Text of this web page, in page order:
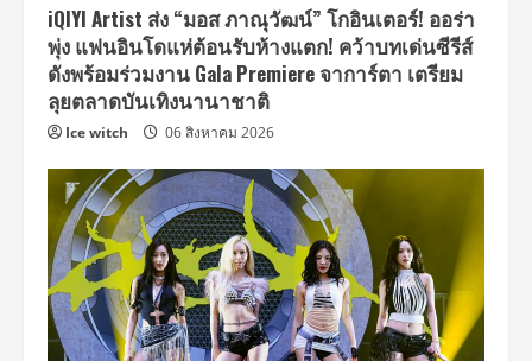
ทั้งหมด
เพื่อ
ผู้
ป่วย
มะเร็ง
เต้า
นม
ยากไร้
iQIYI Artist ส่ง “มอส ภาณุวัฒน์” โกอินเตอร์! ออร่า
พุ่ง แฟนอินโดแห่ต้อนรับห้างแตก! คว้าบทเด่นซีรีส์
ดังพร้อมร่วมงาน Gala Premiere จาการ์ตา เตรียม
ลุยตลาดบันเทิงนานาชาติ
Ice witch 06 สิงหาคม 2026